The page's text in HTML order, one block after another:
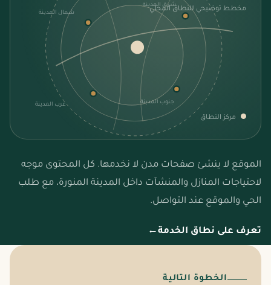
شمال المدينة
شرق المدينة
جنوب المدينة غرب المدينة
مخطط توضيحي للنطاق المحلي
مركز النطاق
الموقع لا ينشئ صفحات مدن لا نخدمها. كل المحتوى موجه
لاحتياجات المنازل والمنشآت داخل المدينة المنورة، مع طلب
الحي والموقع عند التواصل.
تعرف على نطاق الخدمة←
الخطوة التالية